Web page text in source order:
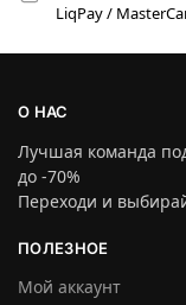
LiqPay /
О НАС
Лучшая команда
до -70%
Переходи и
ПОЛЕЗНОЕ
Мой аккаунт